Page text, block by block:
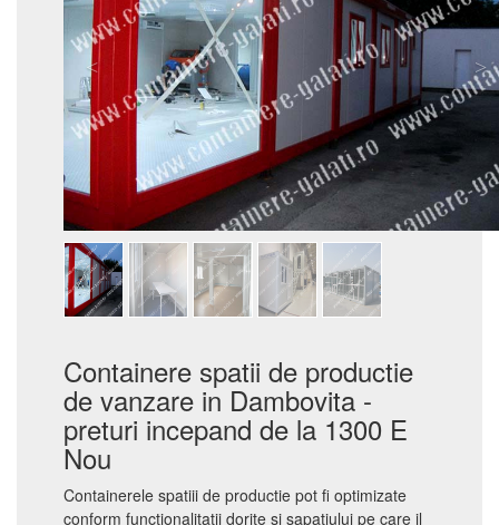
Containere spatii de productie
de vanzare in Dambovita -
preturi incepand de la 1300 E
Nou
Containerele spatiii de productie pot fi optimizate
conform functionalitatii dorite si sapatiului pe care il